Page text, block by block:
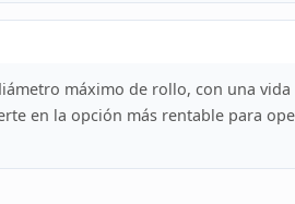
máximo de rollo, con una
en la opción más rentable para